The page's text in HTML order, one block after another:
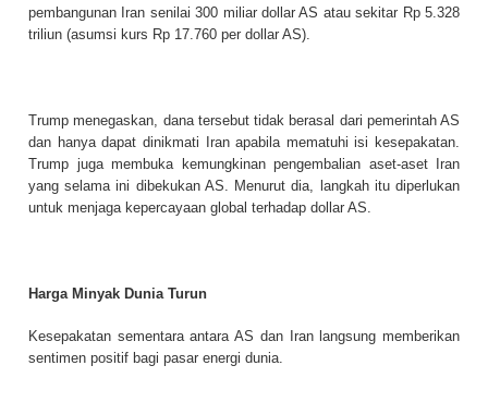
pembangunan Iran senilai 300 miliar dollar AS atau sekitar Rp 5.328
triliun (asumsi kurs Rp 17.760 per dollar AS).
Trump menegaskan, dana tersebut tidak berasal dari pemerintah AS
dan hanya dapat dinikmati Iran apabila mematuhi isi kesepakatan.
Trump juga membuka kemungkinan pengembalian aset-aset Iran
yang selama ini dibekukan AS. Menurut dia, langkah itu diperlukan
untuk menjaga kepercayaan global terhadap dollar AS.
Harga Minyak Dunia Turun
Kesepakatan sementara antara AS dan Iran langsung memberikan
sentimen positif bagi pasar energi dunia.